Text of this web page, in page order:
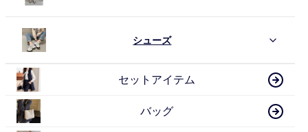
シューズ
セットアイテム
バッグ